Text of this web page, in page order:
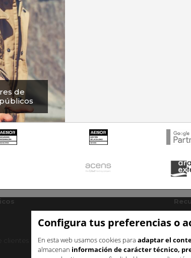
Configura tus preferencias o
En esta web usamos cookies paraadaptar el
almacenan información de carácter técnico,
de
Creación de marca
Sprint IA para pymes
Asesoría de marketing
Sesión de consultoría online
Para
Para